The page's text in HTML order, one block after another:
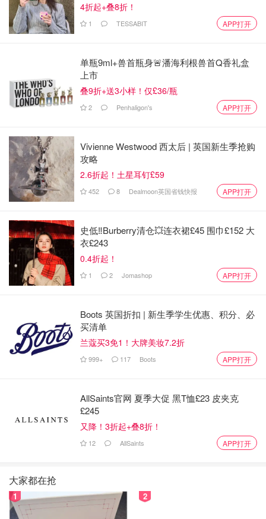
毁灭小径 Devastation Trail
4折起+叠8折！
1 TESSABIT APP打开
单瓶9ml+兽首瓶身🚨潘海利根兽首Q香礼盒
上市
叠9折+送3小样！仅£36/瓶
2 Penhaligon's APP打开
Vivienne Westwood 西太后 | 英国新生季抢购
攻略
2.6折起！土星耳钉£59
452 8 Dealmoon英国省钱快报 APP打开
史低‼️Burberry清仓💥连衣裙£45 围巾£152 大
衣£243
0.4折起！
1 2 Jomashop APP打开
Boots 英国折扣 | 新生季学生优惠、积分、必
买清单
兰蔻买3免1！大牌美妆7.2折
999+ 117 Boots APP打开
AllSaints官网 夏季大促 黑T恤£23 皮夹克
£245
又降！3折起+叠8折！
12 AllSaints APP打开
大家都在抢
1 2